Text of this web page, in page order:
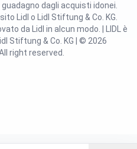
Lidl o Lidl Stiftung & Co. KG.
da Lidl in alcun modo. | LIDL è
Stiftung & Co. KG | © 2026
right reserved.
dagli acquisti idonei.